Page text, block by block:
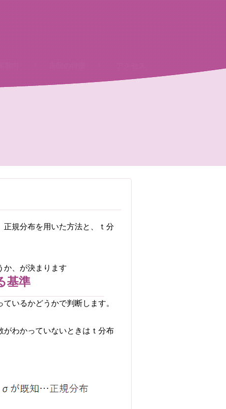
案内
、処置室
器
ゲン室心電図
当院の特徴
検査及び病名一覧
アクセス
規分布を用いた方法と、ｔ分
か、が決まります
基準
いるかどうかで判断します。
がわかっていないときはｔ分布